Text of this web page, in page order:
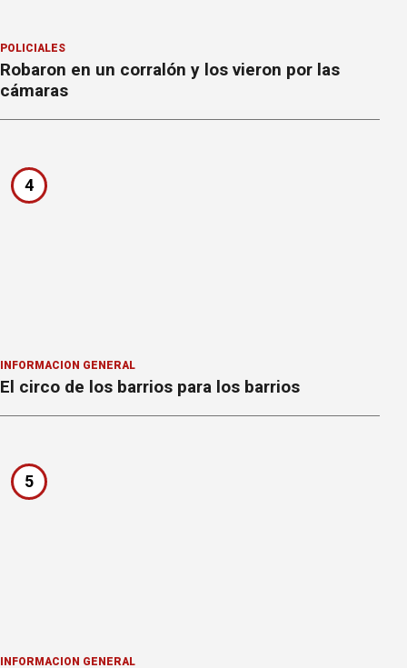
POLICIALES
Robaron en un corralón y los vieron por las
cámaras
4
INFORMACION GENERAL
El circo de los barrios para los barrios
5
INFORMACION GENERAL